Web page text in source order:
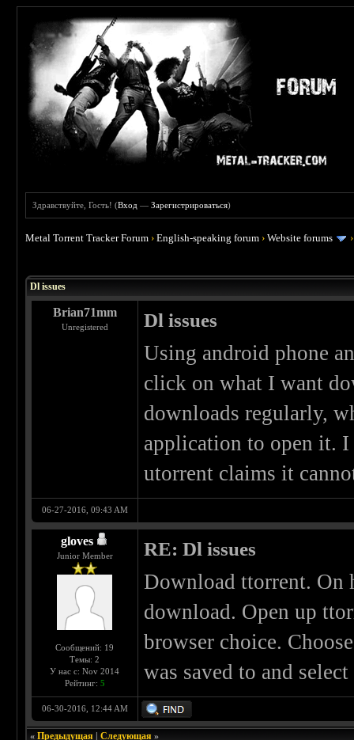
Здравствуйте, Гость! (Вход —Зарегистрироваться)
Metal Torrent Tracker Forum ›English-speaking forum ›Website forums
Dl issues
Brian71mm
Unregistered Dl issues
Using android phone
click on what I want
downloads regularly,
application to open it.
utorrent claims it
06-27-2016, 09:43 AM
gloves
Junior Member
Сообщений: 19
Темы: 2
У нас с: Nov 2014
Рейтинг: 5
RE: Dl issues
Download ttorrent. On
download. Open up
browser choice.
was saved to and
06-30-2016, 12:44 AM
«Предыдущая |Следующая »